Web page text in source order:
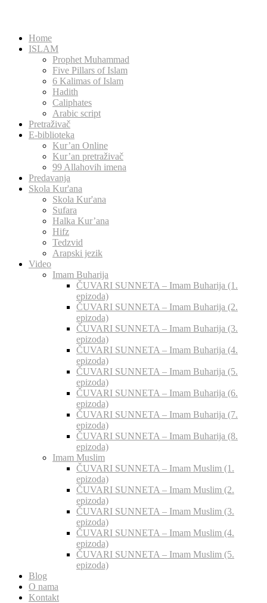
Home
ISLAM
Prophet Muhammad
Five Pillars of Islam
6 Kalimas of Islam
Hadith
Caliphates
Arabic script
Pretraživač
E-biblioteka
Kur’an Online
Kur’an pretraživač
99 Allahovih imena
Predavanja
Skola Kur'ana
Skola Kur'ana
Sufara
Halka Kur’ana
Hifz
Tedzvid
Arapski jezik
Video
Imam Buharija
ČUVARI SUNNETA – Imam Buharija (1.
epizoda)
ČUVARI SUNNETA – Imam Buharija (2.
epizoda)
ČUVARI SUNNETA – Imam Buharija (3.
epizoda)
ČUVARI SUNNETA – Imam Buharija (4.
epizoda)
ČUVARI SUNNETA – Imam Buharija (5.
epizoda)
ČUVARI SUNNETA – Imam Buharija (6.
epizoda)
ČUVARI SUNNETA – Imam Buharija (7.
epizoda)
ČUVARI SUNNETA – Imam Buharija (8.
epizoda)
Imam Muslim
ČUVARI SUNNETA – Imam Muslim (1.
epizoda)
ČUVARI SUNNETA – Imam Muslim (2.
epizoda)
ČUVARI SUNNETA – Imam Muslim (3.
epizoda)
ČUVARI SUNNETA – Imam Muslim (4.
epizoda)
ČUVARI SUNNETA – Imam Muslim (5.
epizoda)
Blog
O nama
Kontakt